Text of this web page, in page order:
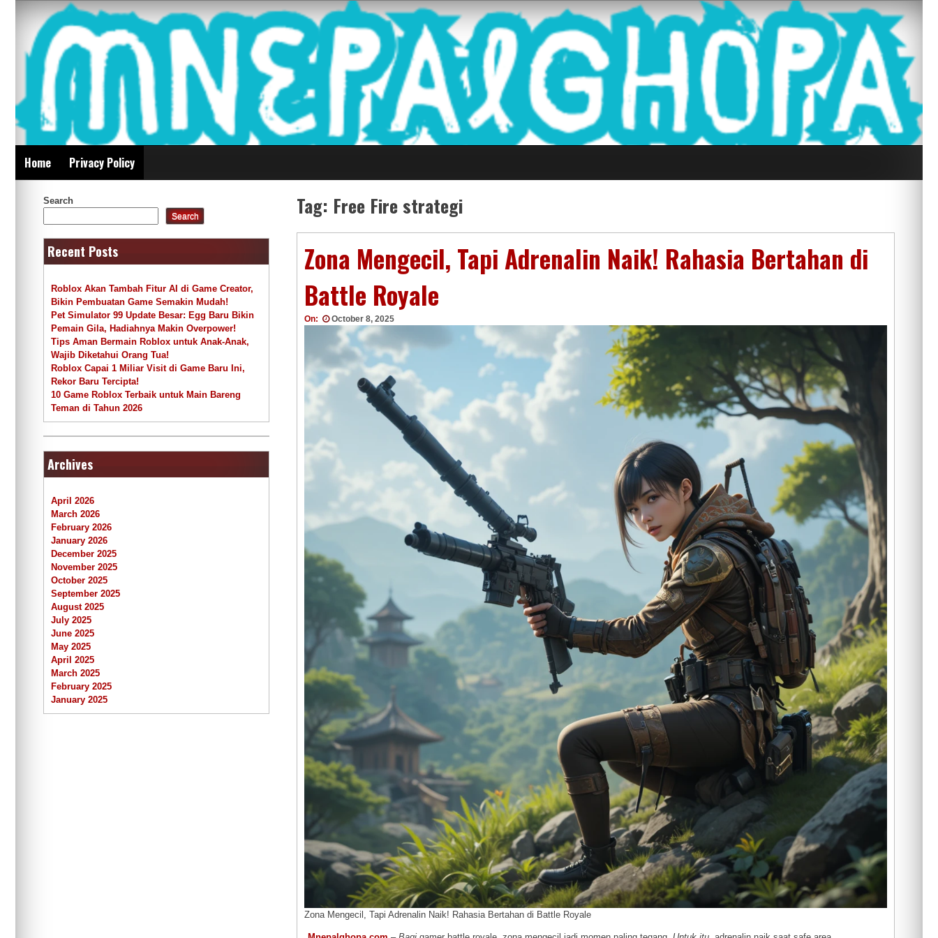
content
Mnepalghopa Review Game Terkini Paling Seluruh Di
Indonesia
Home Privacy Policy
Tag: Free Fire strategi
Zona Mengecil, Tapi Adrenalin Naik! Rahasia Bertahan di
Battle Royale
On: October 8, 2025
Zona Mengecil, Tapi Adrenalin Naik! Rahasia Bertahan di Battle Royale
Search
Search
Recent Posts
Roblox Akan Tambah Fitur AI di Game Creator,
Bikin Pembuatan Game Semakin Mudah!
Pet Simulator 99 Update Besar: Egg Baru Bikin
Pemain Gila, Hadiahnya Makin Overpower!
Tips Aman Bermain Roblox untuk Anak-Anak,
Wajib Diketahui Orang Tua!
Roblox Capai 1 Miliar Visit di Game Baru Ini,
Rekor Baru Tercipta!
10 Game Roblox Terbaik untuk Main Bareng
Teman di Tahun 2026
Archives
April 2026
March 2026
February 2026
January 2026
December 2025
November 2025
October 2025
September 2025
August 2025
July 2025
June 2025
May 2025
April 2025
March 2025
February 2025
January 2025